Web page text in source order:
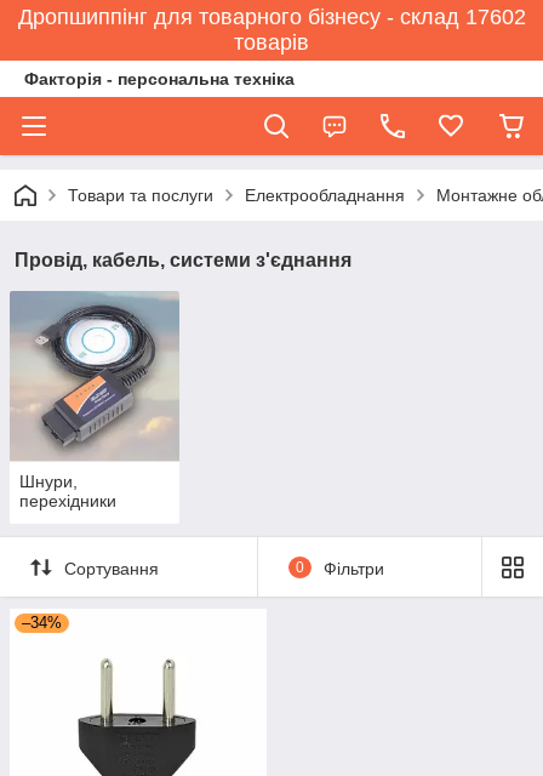
Дропшиппінг для товарного бізнесу - склад 17602
товарів
Факторія - персональна техніка
Товари та послуги Електрообладнання Монтажне
Провід, кабель, системи з'єднання
Шнури,
перехідники
Сортування 0 Фільтри
–34%